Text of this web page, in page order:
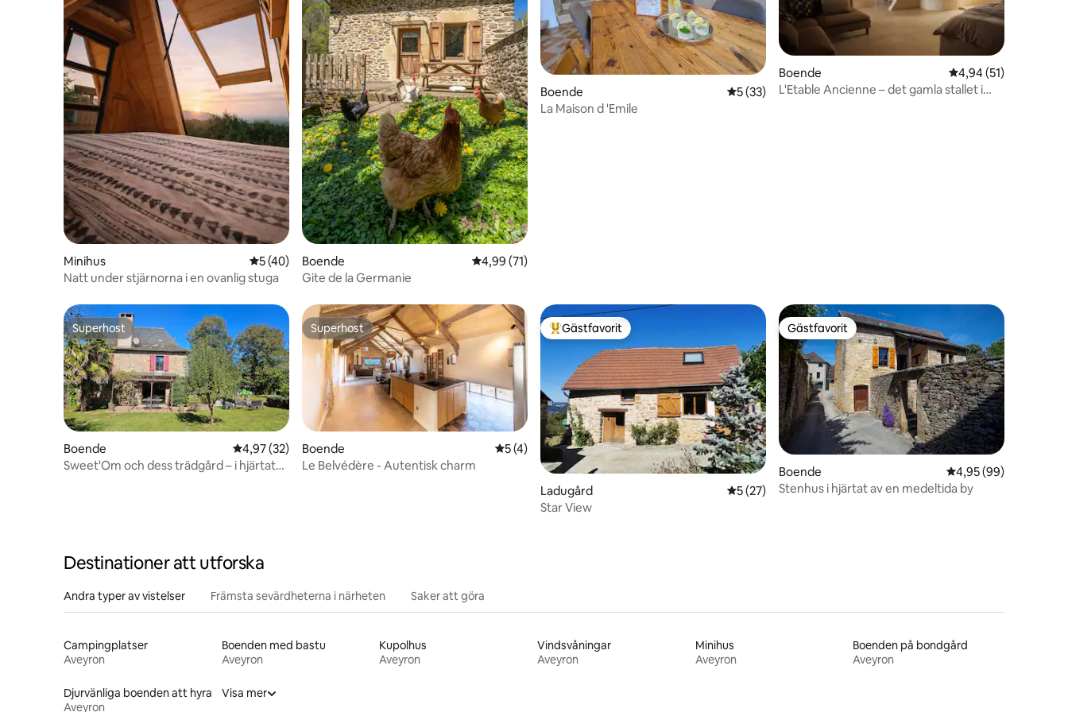
Minihus 5 av 5 i genomsnittligt betyg, 40 omdömen
5 (40)
Natt under stjärnorna i en ovanlig stuga
Boende 4,99 av 5 i genomsnittligt betyg, 71 omdömen
4,99 (71)
Gite de la Germanie
Boende 5 av 5 i genomsnittligt betyg, 33 omdömen
5 (33)
La Maison d 'Emile
Boende 4,94 av 5 i
4,94 (51)
L'Etable Ancienne – det gamla stallet i
Superhost
Superhost
Boende 4,97 av 5 i genomsnittligt betyg, 32 omdömen
4,97 (32)
Sweet'Om och dess trädgård – i hjärtat
Superhost
Superhost
Boende 5 av 5 i genomsnittligt betyg, 4 omdömen
5 (4)
Le Belvédère - Autentisk charm
Populär gästfavorit
Gästfavorit
Ladugård 5 av 5 i genomsnittligt betyg, 27 omdömen
5 (27)
Star View
Gästfavorit
Gästfavorit
Boende 4,95 av 5 i
4,95 (99)
Stenhus i hjärtat av en medeltida by
Destinationer att utforska
Andra typer av vistelser Främsta sevärdheterna i närheten Saker att göra
Campingplatser
Aveyron
Boenden med bastu
Aveyron
Kupolhus
Aveyron
Vindsvåningar
Aveyron
Minihus
Aveyron
Boenden på bondgård
Aveyron
Djurvänliga boenden att hyra
Aveyron
Visa mer